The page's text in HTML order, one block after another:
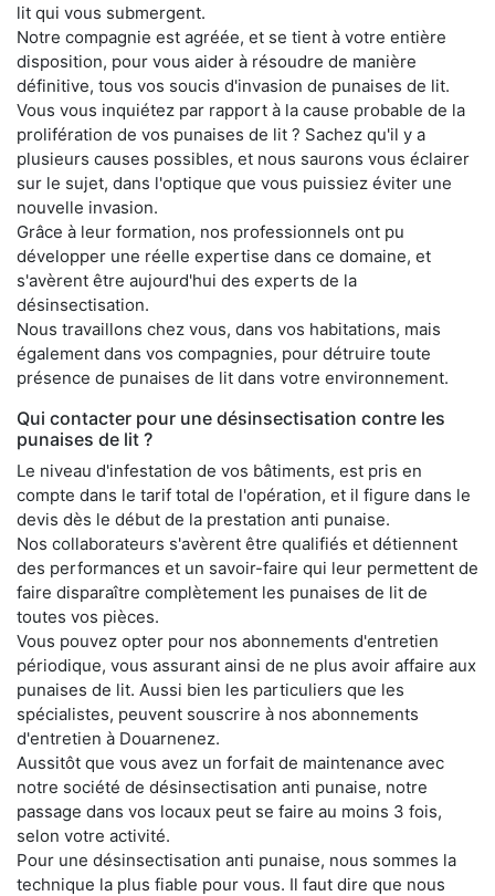
lit qui vous submergent.
Notre compagnie est agréée, et se tient à votre entière
disposition, pour vous aider à résoudre de manière
définitive, tous vos soucis d'invasion de punaises de lit.
Vous vous inquiétez par rapport à la cause probable de la
prolifération de vos punaises de lit ? Sachez qu'il y a
plusieurs causes possibles, et nous saurons vous éclairer
sur le sujet, dans l'optique que vous puissiez éviter une
nouvelle invasion.
Grâce à leur formation, nos professionnels ont pu
développer une réelle expertise dans ce domaine, et
s'avèrent être aujourd'hui des experts de la
désinsectisation.
Nous travaillons chez vous, dans vos habitations, mais
également dans vos compagnies, pour détruire toute
présence de punaises de lit dans votre environnement.
Qui contacter pour une désinsectisation contre les
punaises de lit ?
Le niveau d'infestation de vos bâtiments, est pris en
compte dans le tarif total de l'opération, et il figure dans le
devis dès le début de la prestation anti punaise.
Nos collaborateurs s'avèrent être qualifiés et détiennent
des performances et un savoir-faire qui leur permettent de
faire disparaître complètement les punaises de lit de
toutes vos pièces.
Vous pouvez opter pour nos abonnements d'entretien
périodique, vous assurant ainsi de ne plus avoir affaire aux
punaises de lit. Aussi bien les particuliers que les
spécialistes, peuvent souscrire à nos abonnements
d'entretien à Douarnenez.
Aussitôt que vous avez un forfait de maintenance avec
notre société de désinsectisation anti punaise, notre
passage dans vos locaux peut se faire au moins 3 fois,
selon votre activité.
Pour une désinsectisation anti punaise, nous sommes la
technique la plus fiable pour vous. Il faut dire que nous